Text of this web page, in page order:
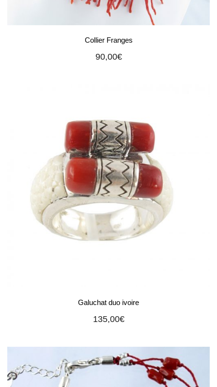
Collier Franges
90,00€
Galuchat duo ivoire
135,00€